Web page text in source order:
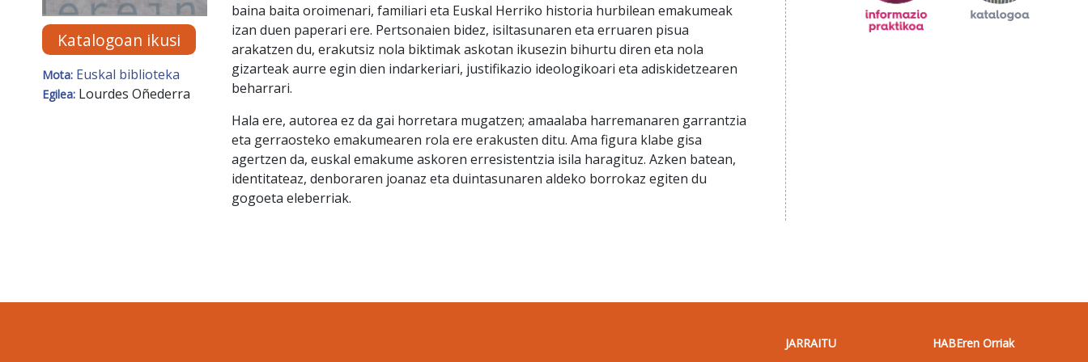
Katalogoan ikusi
Mota: Euskal biblioteka
Egilea: Lourdes Oñederra
baina baita oroimenari, familiari eta Euskal Herriko historia hurbilean emakumeak
izan duen paperari ere. Pertsonaien bidez, isiltasunaren eta erruaren pisua
arakatzen du, erakutsiz nola biktimak askotan ikusezin bihurtu diren eta nola
gizarteak aurre egin dien indarkeriari, justifikazio ideologikoari eta adiskidetzearen
beharrari.
Hala ere, autorea ez da gai horretara mugatzen; amaalaba harremanaren garrantzia
eta gerraosteko emakumearen rola ere erakusten ditu. Ama figura klabe gisa
agertzen da, euskal emakume askoren erresistentzia isila haragituz. Azken batean,
identitateaz, denboraren joanaz eta duintasunaren aldeko borrokaz egiten du
gogoeta eleberriak.
JARRAITU HABEren Orriak